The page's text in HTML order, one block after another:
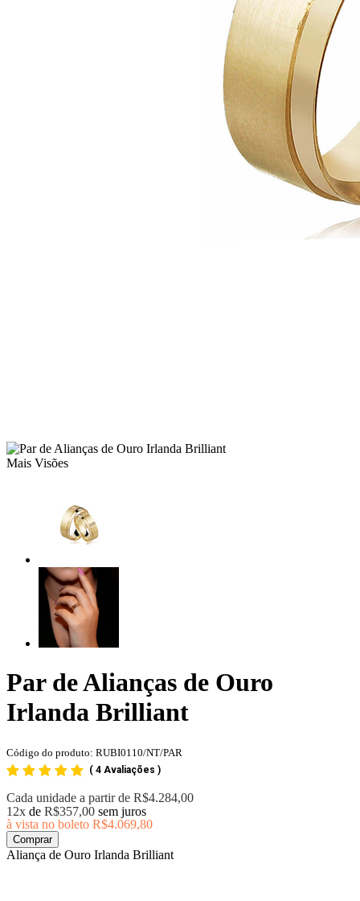
Mais Visões
Par de Alianças de Ouro
Irlanda Brilliant
Código do produto: RUBI0110/NT/PAR
( 4 Avaliações )
Cada unidade a partir de R$4.284,00
12x de R$357,00 sem juros
à vista no boleto R$4.069,80
Comprar
Aliança de Ouro Irlanda Brilliant